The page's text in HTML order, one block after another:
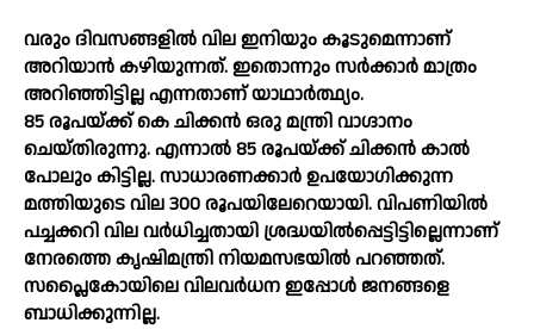
വരും ദിവസങ്ങളില്‍ വില ഇനിയും കൂടുമെന്നാണ്
അറിയാന്‍ കഴിയുന്നത്. ഇതൊന്നും സര്‍ക്കാര്‍ മാത്രം
അറിഞ്ഞിട്ടില്ല എന്നതാണ് യാഥാര്‍ത്ഥ്യം.
85 രൂപയ്ക്ക് കെ ചിക്കന്‍ ഒരു മന്ത്രി വാഗ്ദാനം
ചെയ്തിരുന്നു. എന്നാല്‍ 85 രൂപയ്ക്ക് ചിക്കന്‍ കാല്‍
പോലും കിട്ടില്ല. സാധാരണക്കാര്‍ ഉപയോഗിക്കുന്ന
മത്തിയുടെ വില 300 രൂപയിലേറെയായി. വിപണിയില്‍
പച്ചക്കറി വില വര്‍ധിച്ചതായി ശ്രദ്ധയില്‍പ്പെട്ടിട്ടില്ലെന്നാണ്
നേരത്തെ കൃഷിമന്ത്രി നിയമസഭയില്‍ പറഞ്ഞത്.
സപ്ലൈകോയിലെ വിലവര്‍ധന ഇപ്പോള്‍ ജനങ്ങളെ
ബാധിക്കുന്നില്ല.